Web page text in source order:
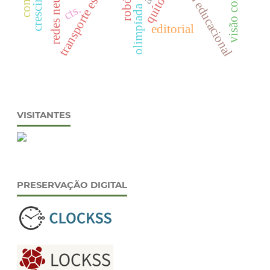
editorial
olimpíada
cts.
VISITANTES
PRESERVAÇÃO DIGITAL